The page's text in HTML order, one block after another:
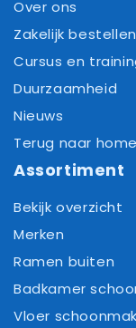
Over ons
Zakelijk bestellen
Cursus en
Duurzaamheid
Nieuws
Terug naar
Assortiment
Bekijk overzicht
Merken
Ramen buiten
Badkamer
Vloer